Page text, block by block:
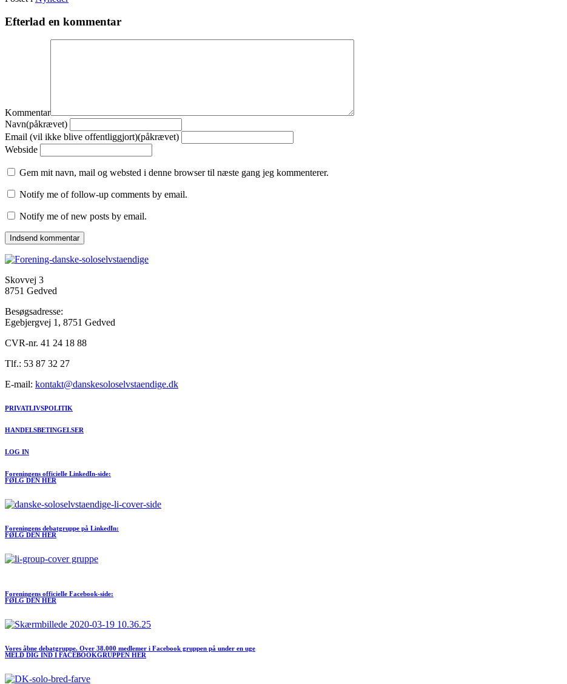
Efterlad en kommentar
Kommentar
Navn(påkrævet)
Email (vil ikke blive offentliggjort)(påkrævet)
Webside
Gem mit navn, mail og websted i denne browser til næste gang jeg kommenterer.
Notify me of follow-up comments by email.
Notify me of new posts by email.
Skovvej 3
8751 Gedved
Besøgsadresse:
Egebjergvej 1, 8751 Gedved
CVR-nr. 41 24 18 88
Tlf.: 53 87 32 27
E-mail: kontakt@danskesoloselvstaendige.dk
PRIVATLIVSPOLITIK
HANDELSBETINGELSER
LOG IN
Foreningens officielle LinkedIn-side:
FØLG DEN HER
Foreningens debatgruppe på LinkedIn:
FØLG DEN HER
Foreningens officielle Facebook-side:
FØLG DEN HER
Vores åbne debatgruppe. Over 38.000 medlemer i Facebook gruppen på under en uge
MELD DIG IND I FACEBOOKGRUPPEN HER